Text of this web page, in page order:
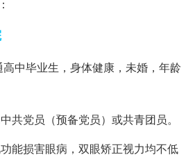
高中毕业生，身体健康，未婚，年龄
共党员（预备党员）或共青团员。
能损害眼病，双眼矫正视力均不低